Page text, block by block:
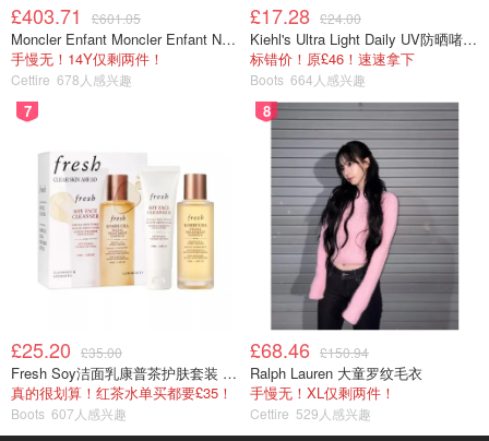
£403.71 £601.05
Moncler Enfant Moncler Enfant New Aubert 连帽羽绒服
手慢无！14Y仅剩两件！
Cettire 678人感兴趣
£17.28 £24.00
Kiehl's Ultra Light Daily UV防晒啫喱 SPF50 PA++++ 60ml
标错价！原£46！速速拿下
Boots 664人感兴趣
7
£25.20 £35.00
Fresh Soy洁面乳康普茶护肤套装 100ml
真的很划算！红茶水单买都要£35！
Boots 607人感兴趣
8
£68.46 £150.94
Ralph Lauren 大童罗纹毛衣
手慢无！XL仅剩两件！
Cettire 529人感兴趣